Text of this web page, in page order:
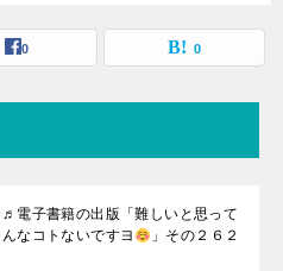
0 0
電子書籍の出版「難しいと思って
なコトないですヨ
」その２６２